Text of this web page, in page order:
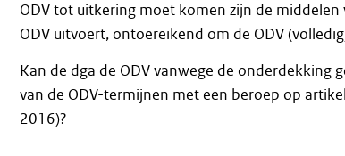
ODV tot uitkering moet komen zijn de middelen
ODV uitvoert, ontoereikend om de ODV
Kan de dga de ODV vanwege de onderdekking
van de ODV-termijnen met een beroep op
2016)?